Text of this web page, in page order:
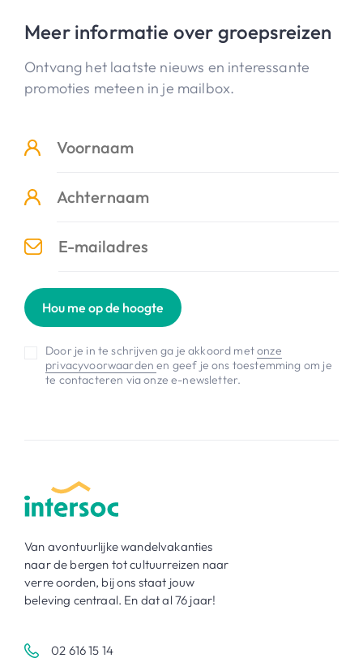
Meer informatie over groepsreizen
Ontvang het laatste nieuws en interessante
promoties meteen in je mailbox.
Hou me op de hoogte
Door je in te schrijven ga je akkoord metonze
privacyvoorwaardenen geef je ons toestemming om je
te contacteren via onze e-newsletter.
Van avontuurlijke wandelvakanties
naar de bergen tot cultuurreizen naar
verre oorden, bij ons staat jouw
beleving centraal. En dat al 76 jaar!
02 616 15 14